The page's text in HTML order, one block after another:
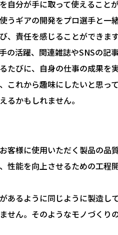
自分が手に取って使えることが
うギアの開発をプロ選手と一
、責任を感じることができます
の活躍、関連雑誌やSNSの記
たびに、自身の仕事の成果を
これから趣味にしたいと思っ
るかもしれません。
客様に使用いただく製品の品
性能を向上させるための工
あるように同じように製造し
せん。そのようなモノづくり